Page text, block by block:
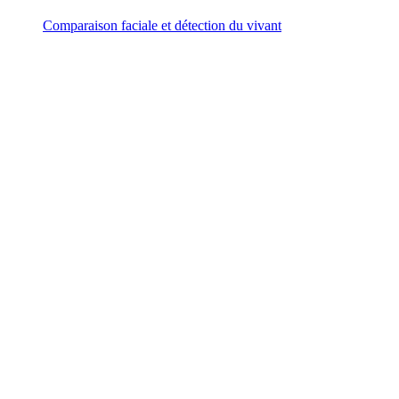
Comparaison faciale et détection du vivant